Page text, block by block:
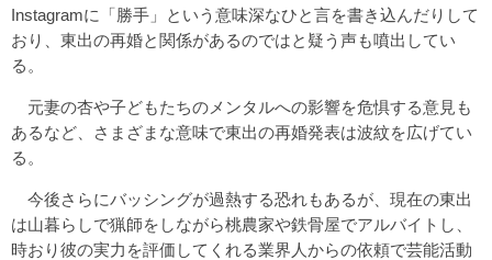
Instagramに「勝手」という意味深なひと言を書き込んだりして
おり、東出の再婚と関係があるのではと疑う声も噴出してい
る。
元妻の杏や子どもたちのメンタルへの影響を危惧する意見も
あるなど、さまざまな意味で東出の再婚発表は波紋を広げてい
る。
今後さらにバッシングが過熱する恐れもあるが、現在の東出
は山暮らしで猟師をしながら桃農家や鉄骨屋でアルバイトし、
時おり彼の実力を評価してくれる業界人からの依頼で芸能活動